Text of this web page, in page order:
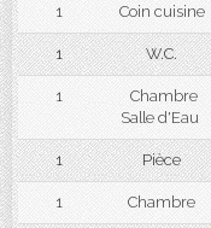
1 Coin cuisine
1 W.C.
1
Chambre
Salle d'Eau
1 Pièce
1 Chambre